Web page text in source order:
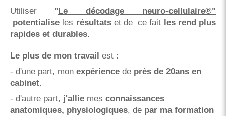
Utiliser "Le décodage neuro-cellulaire®"
potentialise les résultats et de ce fait les rend plus
rapides et durables.
Le plus de mon travail est :
- d'une part, mon expérience de près de 20ans en
cabinet.
- d'autre part, j'allie mes connaissances
anatomiques, physiologiques, de par ma formation